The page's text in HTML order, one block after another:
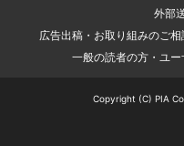
外部
広告出稿・お取り組みのご
一般の読者の方・ユ
Copyright (C) PIA